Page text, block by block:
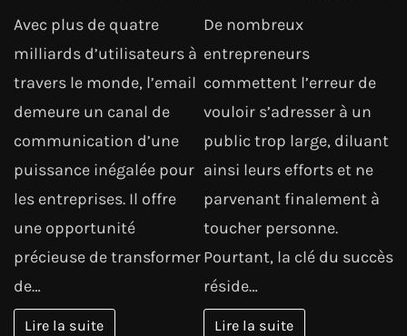
Avec plus de quatre
milliards d’utilisateurs à
travers le monde, l’email
demeure un canal de
communication d’une
puissance inégalée pour
les entreprises. Il offre
une opportunité
précieuse de transformer
de…
Lire la suite
De nombreux
entrepreneurs
commettent l’erreur de
vouloir s’adresser à un
public trop large, diluant
ainsi leurs efforts et ne
parvenant finalement à
toucher personne.
Pourtant, la clé du succès
réside…
Lire la suite